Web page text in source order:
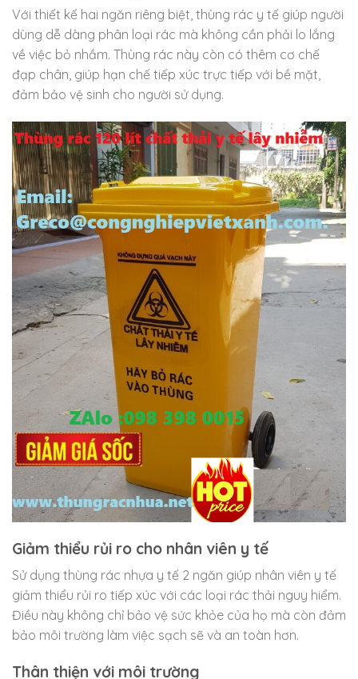
Với thiết kế hai ngăn riêng biệt, thùng rác y tế giúp người
dùng dễ dàng phân loại rác mà không cần phải lo lắng
về việc bỏ nhầm. Thùng rác này còn có thêm cơ chế
đạp chân, giúp hạn chế tiếp xúc trực tiếp với bề mặt,
đảm bảo vệ sinh cho người sử dụng.
Giảm thiểu rủi ro cho nhân viên y tế
Sử dụng thùng rác nhựa y tế 2 ngăn giúp nhân viên y tế
giảm thiểu rủi ro tiếp xúc với các loại rác thải nguy hiểm.
Điều này không chỉ bảo vệ sức khỏe của họ mà còn đảm
bảo môi trường làm việc sạch sẽ và an toàn hơn.
Thân thiện với môi trường